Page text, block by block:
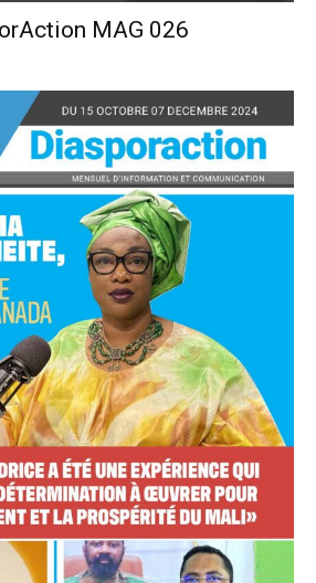
text
MENSUEL
CHOISIR LE FORFAIT
MAG 026